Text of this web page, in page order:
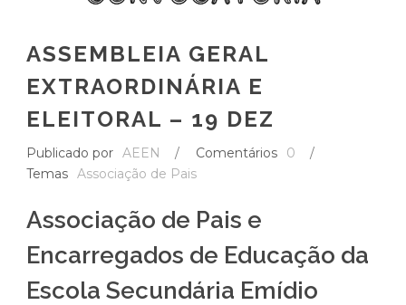
ASSEMBLEIA GERAL
EXTRAORDINÁRIA E
ELEITORAL – 19 DEZ
Publicado por AEEN / Comentários 0
/
Temas Associação de Pais
Associação de Pais e
Encarregados de Educação da
Escola Secundária Emídio